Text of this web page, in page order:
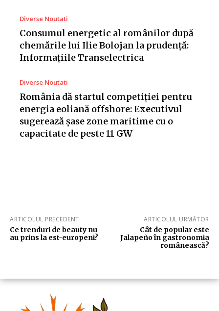
Diverse Noutati
Consumul energetic al românilor după
chemările lui Ilie Bolojan la prudență:
Informațiile Transelectrica
Diverse Noutati
România dă startul competiției pentru
energia eoliană offshore: Executivul
sugerează șase zone maritime cu o
capacitate de peste 11 GW
ARTICOLUL PRECEDENT
Ce trenduri de beauty nu
au prins la est-europeni?
ARTICOLUL URMĂTOR
Cât de popular este
Jalapeño în gastronomia
românească?